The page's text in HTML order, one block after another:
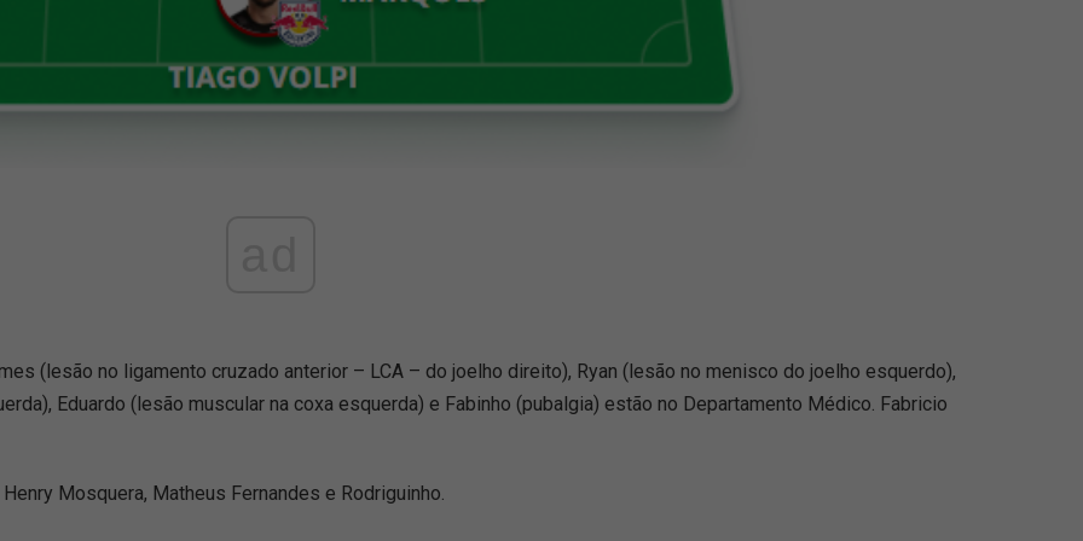
(lesão no ligamento cruzado anterior – LCA – do joelho direito), Ryan (lesão no menisco do joelho esquerdo),
Eduardo (lesão muscular na coxa esquerda) e Fabinho (pubalgia) estão no Departamento Médico. Fabricio
Mosquera, Matheus Fernandes e Rodriguinho.